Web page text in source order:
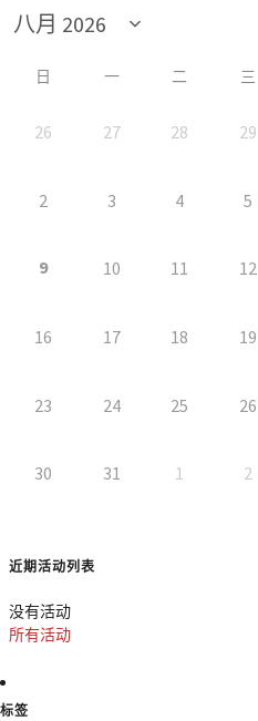
日 一 二 三
26 27 28 29
2 3 4 5
9 10 11 12
16 17 18 19
23 24 25 26
30 31 1 2
近期活动列表
没有活动
所有活动
标签